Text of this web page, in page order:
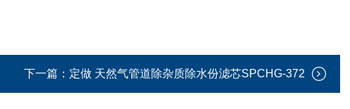
下一篇： 定做 天然气管道除杂质除水份滤芯SPCHG-372